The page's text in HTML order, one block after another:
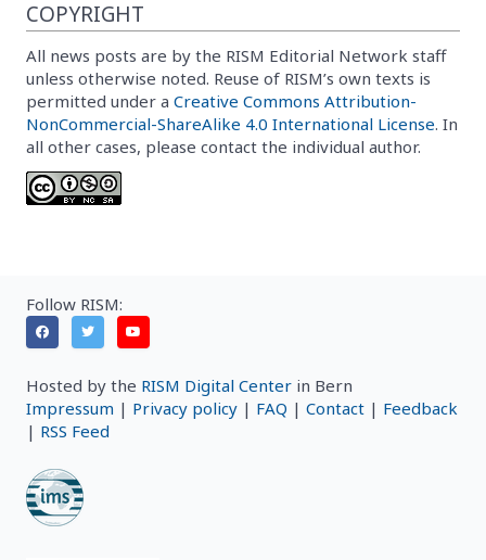
COPYRIGHT
All news posts are by the RISM Editorial Network staff
unless otherwise noted. Reuse of RISM’s own texts is
permitted under a Creative Commons Attribution-
NonCommercial-ShareAlike 4.0 International License. In
all other cases, please contact the individual author.
Follow RISM:
Hosted by the RISM Digital Center in Bern
Impressum | Privacy policy | FAQ | Contact | Feedback
| RSS Feed